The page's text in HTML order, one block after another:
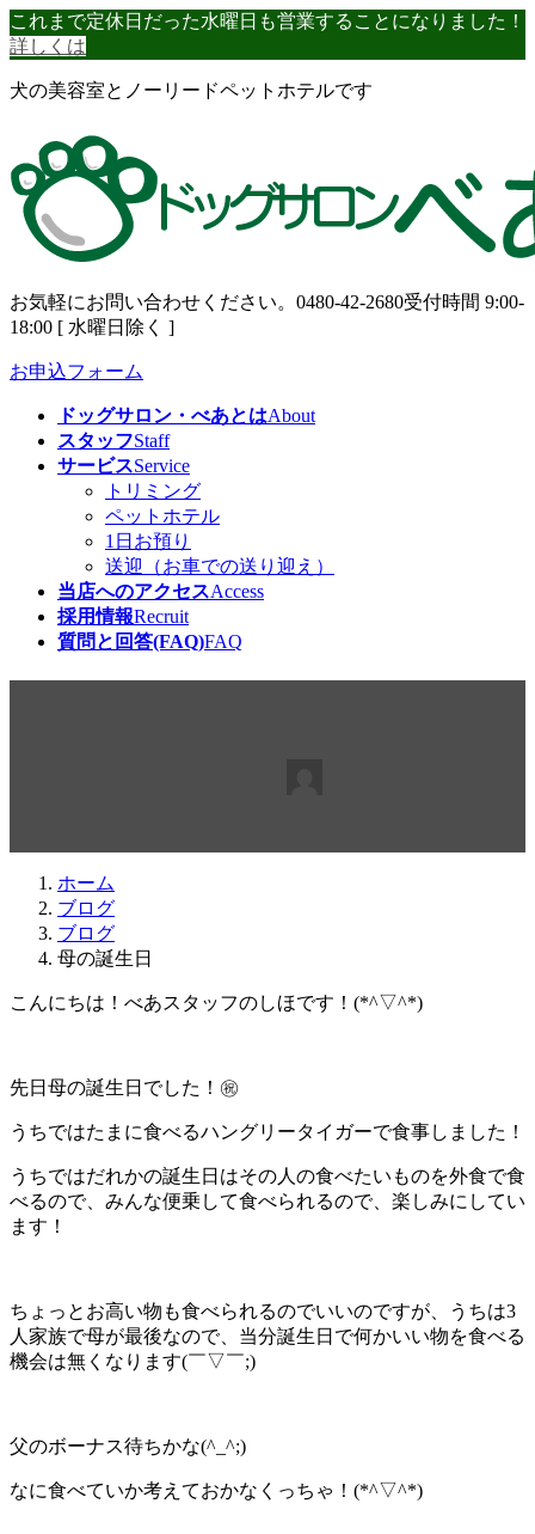
コ
ン
ン
ス
キ
ッ
ナ
ビ
ー
ン
に
移
これまで定休日だった水曜日も営業することになりました！
詳しくは
犬の美容室とノーリードペットホテルです
お気軽にお問い合わせください。 0480-42-2680受付時間 9:00-
18:00 [ 水曜日除く ]
お申込フォーム
ドッグサロン・べあとはAbout
スタッフStaff
サービスService
トリミング
ペットホテル
1日お預り
送迎（お車での送り迎え）
当店へのアクセスAccess
採用情報Recruit
質問と回答(FAQ)FAQ
ホーム
ブログ
ブログ
母の誕生日
こんにちは！べあスタッフのしほです！(*^▽^*)
先日母の誕生日でした！㊗️
うちではたまに食べるハングリータイガーで食事しました！
うちではだれかの誕生日はその人の食べたいものを外食で食
べるので、みんな便乗して食べられるので、楽しみにしてい
ます！
ちょっとお高い物も食べられるのでいいのですが、うちは3
人家族で母が最後なので、当分誕生日で何かいい物を食べる
機会は無くなります(￣▽￣;)
父のボーナス待ちかな(^_^;)
なに食べていか考えておかなくっちゃ！(*^▽^*)